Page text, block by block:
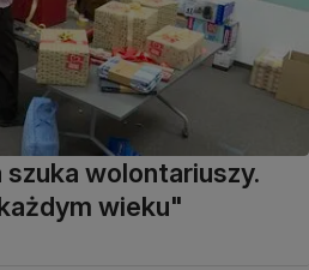
wolontariuszy.
wieku"